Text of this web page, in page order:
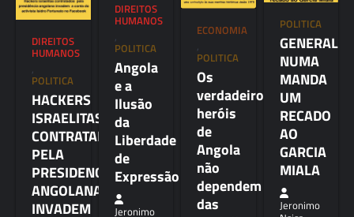
DIREITOS
HUMANOS
,
POLITICA
HACKERS
ISRAELITAS
CONTRATADOS
PELA
PRESIDENCIA
ANGOLANA
INVADEM
DIREITOS
HUMANOS
,
POLITICA
Angola
e a
Ilusão
da
Liberdade
de
Expressão
Jeronimo
ECONOMIA
,
POLITICA
Os
verdadeiros
heróis
de
Angola
não
dependem
das
POLITICA
GENERAL
NUMA
MANDA
UM
RECADO
AO
GARCIA
MIALA
Jeronimo